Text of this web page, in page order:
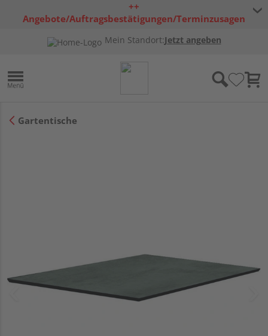
++
Angebote/Auftragsbestätigungen/Terminzusagen
Mein Standort:Jetzt angeben
Gartentische